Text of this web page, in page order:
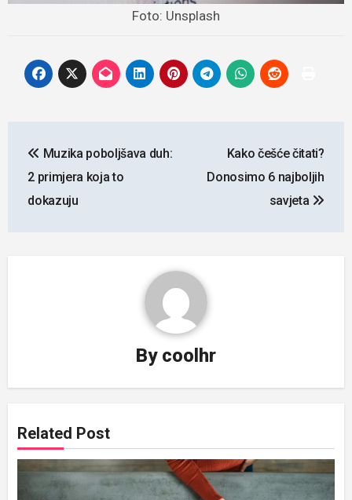
Foto: Unsplash
objava
Muzika poboljšava duh:
2 primjera koja to
dokazuju
Kako češće čitati?
Donosimo 6 najboljih
savjeta
By coolhr
Related Post